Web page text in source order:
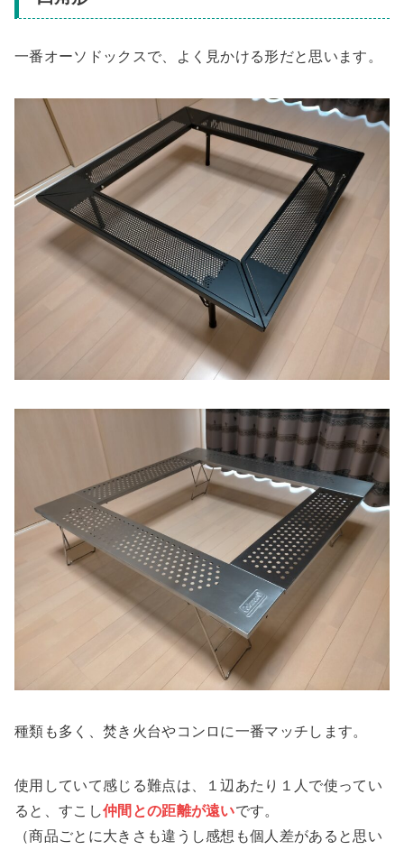
一番オーソドックスで、よく見かける形だと思います。
種類も多く、 焚き火台やコンロに一番マッチします。
使用していて感じる難点は、１辺あたり１人で使ってい
ると、すこし仲間との距離が遠いです。
（商品ごとに大きさも違うし感想も個人差があると思い